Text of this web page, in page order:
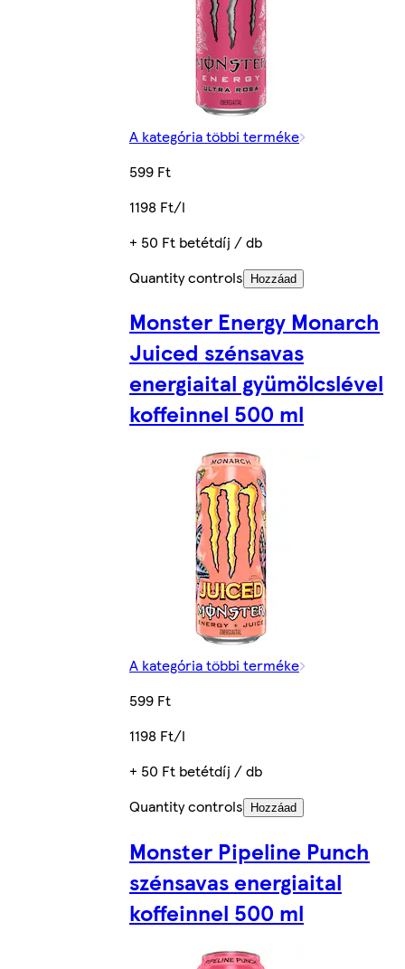
A kategória többi terméke
599 Ft
1198 Ft/l
+ 50 Ft betétdíj / db
Quantity controls
Hozzáad
Monster Energy Monarch
Juiced szénsavas
energiaital gyümölcslével
koffeinnel 500 ml
A kategória többi terméke
599 Ft
1198 Ft/l
+ 50 Ft betétdíj / db
Quantity controls
Hozzáad
Monster Pipeline Punch
szénsavas energiaital
koffeinnel 500 ml